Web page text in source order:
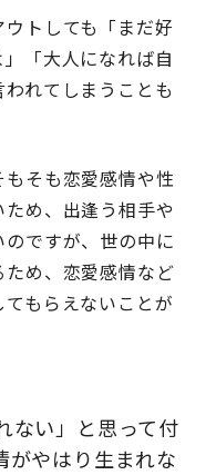
トしても「まだ好
「大人になれば自
れてしまうことも
そも恋愛感情や性
め、出逢う相手や
ですが、世の中に
め、恋愛感情など
もらえないことが
い」と思って付
がやはり生まれな